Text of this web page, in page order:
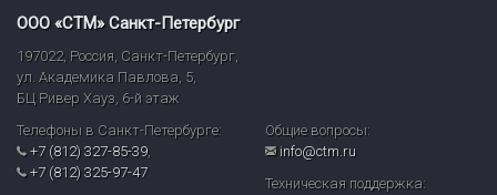
ООО «СТМ» Санкт-Петербург
197022, Россия, Санкт-Петербург,
ул. Академика Павлова, 5,
БЦ Ривер Хауз, 6-й этаж
Телефоны в Санкт-Петербурге:
+7 (812) 327-85-39,
+7 (812) 325-97-47
Общие вопросы:
info@ctm.ru
Техническая поддержка: